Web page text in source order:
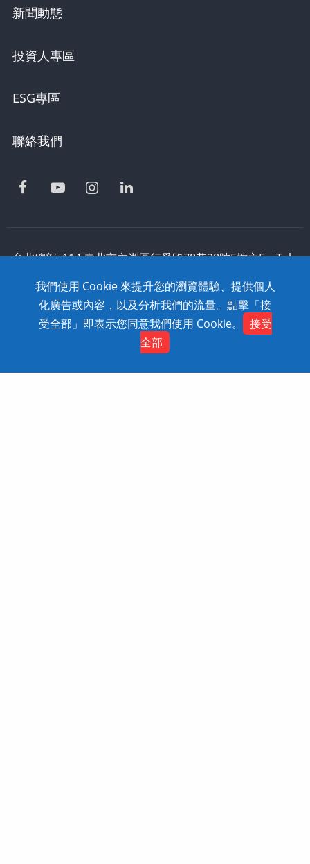
新聞動態
投資人專區
ESG專區
聯絡我們
台北總部: 114 臺北市內湖區行愛路78巷28號5樓之5 Tel:
0800-868-358
Copyright © 2020 SolidWizard Technology
Co.,Ltd. All Rights Reserved. Dtell
網頁設計
Contact
我們使用 Cookie 來提升您的瀏覽體驗、提供個人
化廣告或內容，以及分析我們的流量。點擊「接
受全部」即表示您同意我們使用 Cookie。
接受
全部